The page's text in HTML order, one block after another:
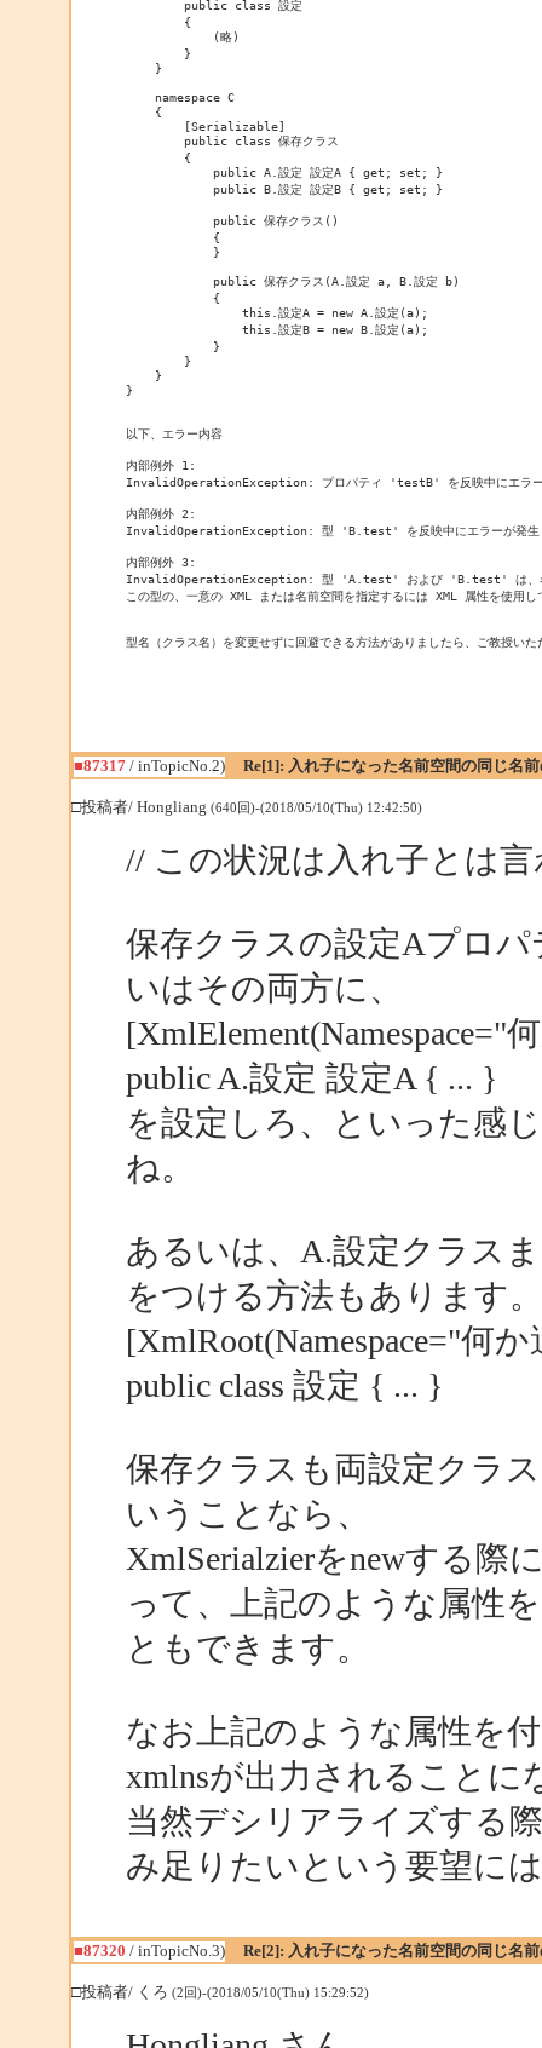
    }
    namespace C
    {
        [Serializable]
        public class 保存クラス
    }
}
以下、エラー内容
内部例外 1:
InvalidOperationException: プロパティ 'testB' を反映中にエラー
内部例外 2:
InvalidOperationException: 型 'B.test' を反映中にエラーが発生
内部例外 3:
InvalidOperationException: 型 'A.test' および 'B.test' は、名
この型の、一意の XML または名前空間を指定するには XML 属性を使用し
■87317/ inTopicNo.2) Re[1]: 入れ子になった名前空間の同じ名
□投稿者/ Hongliang (640回)-(2018/05/10(Thu) 12:42:50)
// この状況は入れ子とは
保存クラスの設定Aプロ
いはその両方に、
public A.設定 設定A { ... }
を設定しろ、といった感
ね。
あるいは、A.設定クラス
をつける方法もあります。
[XmlRoot(Namespace="何
public class 設定 { ... }
保存クラスも両設定クラ
いうことなら、
XmlSerialzierをnewする際
って、上記のような属性
ともできます。
なお上記のような属性を
xmlnsが出力されることに
当然デシリアライズする
み足りたいという要望に
■87320 / inTopicNo.3) Re[2]: 入れ子になった名前空間の同じ名
□投稿者/ くろ (2回)-(2018/05/10(Thu) 15:29:52)